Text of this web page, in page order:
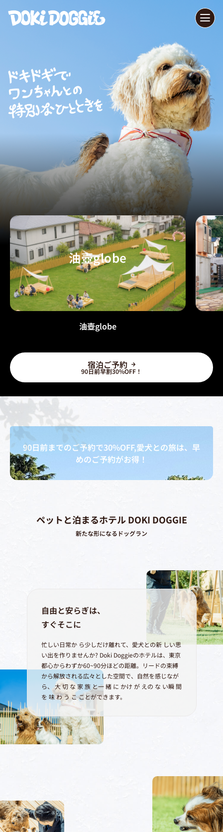
油壺globe
油壺globe
宿泊ご予約
90日前早割30%OFF！
90日前までのご予約で30%OFF,愛犬との旅は、早
めのご予約がお得！
ペットと泊まるホテル DOKI DOGGIE
新たな形になるドッグラン
自由と安らぎは、
すぐそこに
忙しい日常か ら少しだけ離れて、愛犬との新 しい思
い出を作りませんか? Doki Doggieのホテルは、東京
都心からわずか60~90分ほどの距離。リードの束縛
から解放される広々とした空間で、自然を感じなが
ら、 大 切 な 家 族 と一 緒 に かけ が えの な い瞬 間
を 味 わ う こ ことができます。